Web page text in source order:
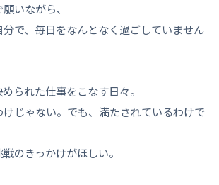
いながら、
分で、毎日をなんとなく過ごしていません
られた仕事をこなす日々。
けじゃない。でも、満たされているわけで
のきっかけがほしい。